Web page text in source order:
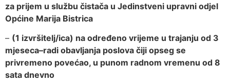
za prijem u službu čistača u Jedinstveni upravni odjel
Općine Marija Bistrica
– (1 izvršitelj/ica) na određeno vrijeme u trajanju od 3
mjeseca–radi obavljanja poslova čiji opseg se
privremeno povećao, u punom radnom vremenu od 8
sata dnevno